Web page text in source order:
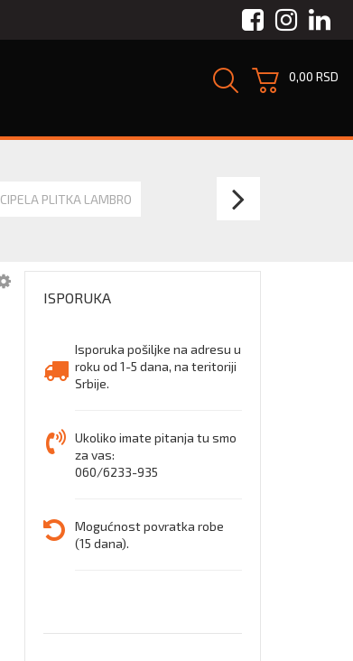
Facebook
0,00 RSD
CIPELA PLITKA LAMBRO
CERVA
XT
ISPORUKA
Isporuka pošiljke na adresu u
roku od 1-5 dana, na teritoriji
Srbije.
Ukoliko imate pitanja tu smo
za vas:
060/6233-935
Mogućnost povratka robe
(15 dana).